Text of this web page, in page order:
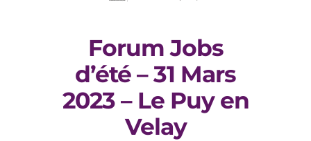
Forum Jobs
d’été – 31 Mars
2023 – Le Puy en
Velay